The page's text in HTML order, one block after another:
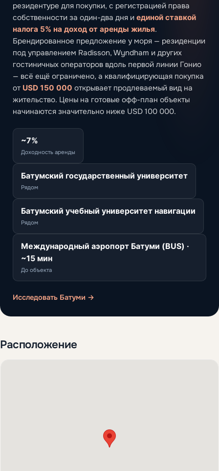
резидентуре для покупки, с регистрацией права
собственности за один-два дня и единой ставкой
налога 5% на доход от аренды жилья.
Брендированное предложение у моря — резиденции
под управлением Radisson, Wyndham и других
гостиничных операторов вдоль первой линии Гонио
— всё ещё ограничено, а квалифицирующая покупка
от USD 150 000 открывает продлеваемый вид на
жительство. Цены на готовые офф-план объекты
начинаются значительно ниже USD 100 000.
~7%
Доходность аренды
Батумский государственный университет
Рядом
Батумский учебный университет навигации
Рядом
Международный аэропорт Батуми (BUS) ·
~15 мин
До объекта
Исследовать Батуми →
Расположение